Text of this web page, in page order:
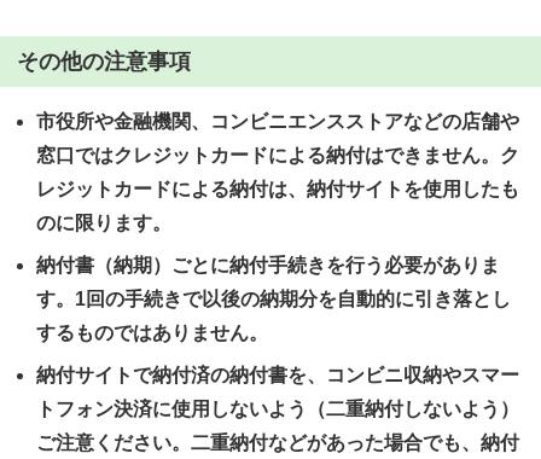
その他の注意事項
市役所や金融機関、コンビニエンスストアなどの店舗や
窓口ではクレジットカードによる納付はできません。ク
レジットカードによる納付は、納付サイトを使用したも
のに限ります。
納付書（納期）ごとに納付手続きを行う必要がありま
す。1回の手続きで以後の納期分を自動的に引き落とし
するものではありません。
納付サイトで納付済の納付書を、コンビニ収納やスマー
トフォン決済に使用しないよう（二重納付しないよう）
ご注意ください。二重納付などがあった場合でも、納付